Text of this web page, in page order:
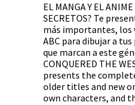
EL MANGA Y EL
SECRETOS? Te
más importantes, los
ABC para dibujar a
que marcan a este
CONQUERED THE
presents the
older titles and new
own characters, and